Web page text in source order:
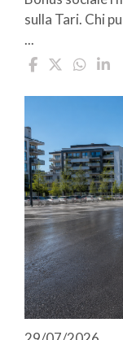
sulla Tari. Chi
...